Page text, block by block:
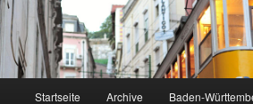
Startseite Archive Baden-